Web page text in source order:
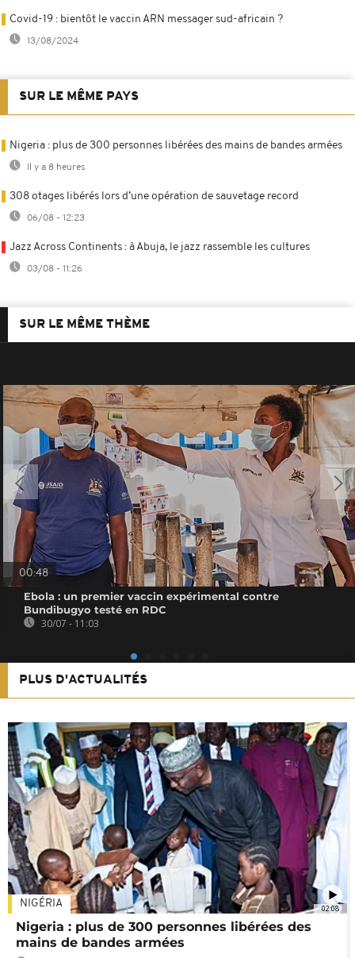
Covid-19 : bientôt le vaccin ARN messager sud-africain ?
13/08/2024
SUR LE MÊME PAYS
Nigeria : plus de 300 personnes libérées des mains de bandes armées
Il y a 8 heures
308 otages libérés lors d’une opération de sauvetage record
06/08 - 12:23
Jazz Across Continents : à Abuja, le jazz rassemble les cultures
03/08 - 11:26
SUR LE MÊME THÈME
00:48
Ebola : un premier vaccin expérimental contre
Bundibugyo testé en RDC
30/07 - 11:03
PLUS D'ACTUALITÉS
02:08
NIGÉRIA
Nigeria : plus de 300 personnes libérées des
mains de bandes armées